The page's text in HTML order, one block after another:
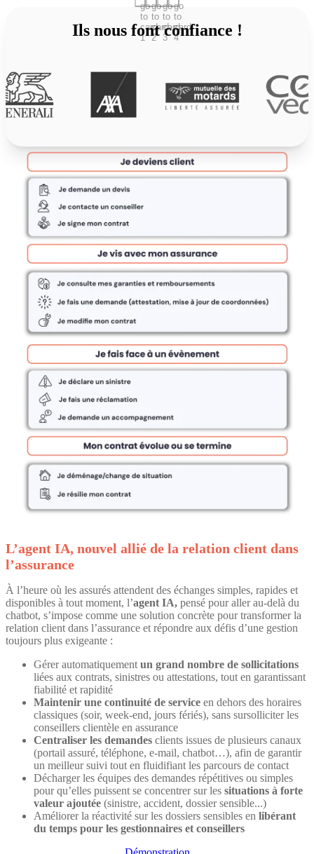
go
to
card
1
go
to
card
2
go
to
card
3
go
to
card
4
Ils nous font confiance !
L’agent IA, nouvel allié de la relation client dans
l’assurance
À l’heure où les assurés attendent des échanges simples, rapides et
disponibles à tout moment, l’agent IA, pensé pour aller au-delà du
chatbot, s’impose comme une solution concrète pour transformer la
relation client dans l’assurance et répondre aux défis d’une gestion
toujours plus exigeante :
Gérer automatiquement un grand nombre de sollicitations
liées aux contrats, sinistres ou attestations, tout en garantissant
fiabilité et rapidité
Maintenir une continuité de service en dehors des horaires
classiques (soir, week-end, jours fériés), sans sursolliciter les
conseillers clientèle en assurance
Centraliser les demandes clients issues de plusieurs canaux
(portail assuré, téléphone, e-mail, chatbot…), afin de garantir
un meilleur suivi tout en fluidifiant les parcours de contact
Décharger les équipes des demandes répétitives ou simples
pour qu’elles puissent se concentrer sur les situations à forte
valeur ajoutée (sinistre, accident, dossier sensible...)
Améliorer la réactivité sur les dossiers sensibles en libérant
du temps pour les gestionnaires et conseillers